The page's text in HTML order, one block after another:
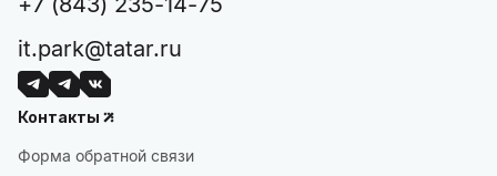
it.park@tatar.ru
Контакты
Форма обратной связи